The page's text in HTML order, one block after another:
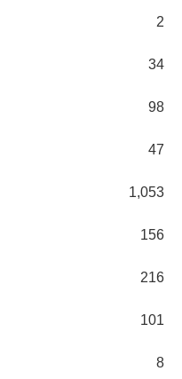
2
34
98
47
1,053
156
216
101
8